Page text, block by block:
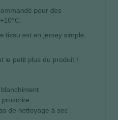
pour des
tissu est en jersey simple,
le petit plus du produit !